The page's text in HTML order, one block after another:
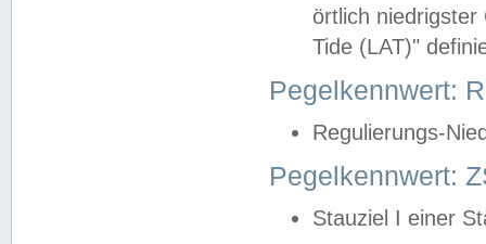
örtlich
Tide (LAT)"
Pegelkennwert:
Regulierungs-
Pegelkennwert:
Stauziel I einer